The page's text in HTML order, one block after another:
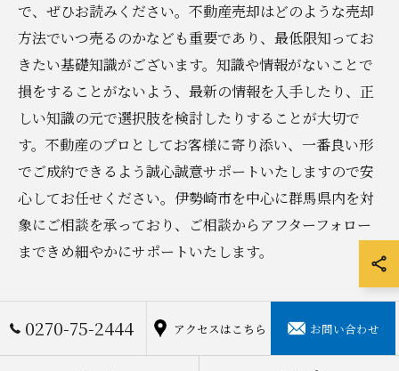
で、ぜひお読みください。不動産売却はどのような売却
方法でいつ売るのかなども重要であり、最低限知ってお
きたい基礎知識がございます。知識や情報がないことで
損をすることがないよう、最新の情報を入手したり、正
しい知識の元で選択肢を検討したりすることが大切で
す。不動産のプロとしてお客様に寄り添い、一番良い形
でご成約できるよう誠心誠意サポートいたしますので安
心してお任せください。伊勢崎市を中心に群馬県内を対
象にご相談を承っており、ご相談からアフターフォロー
まできめ細やかにサポートいたします。
0270-75-2444 アクセスはこちら お問い合わせ